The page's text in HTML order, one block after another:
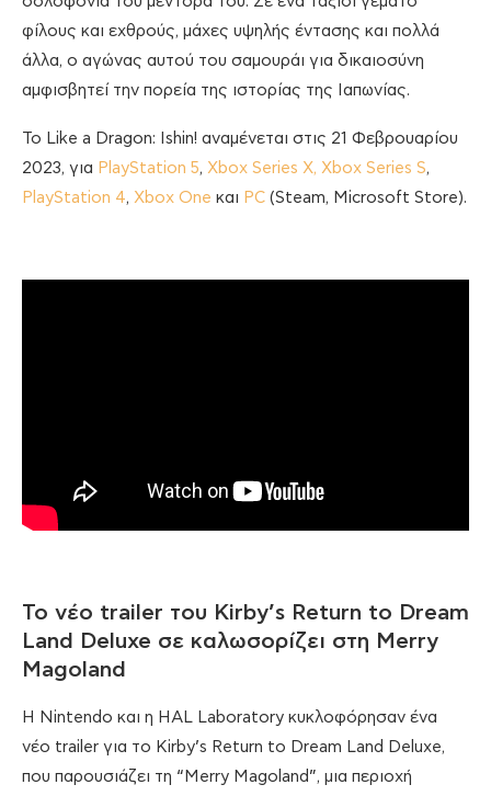
φίλους και εχθρούς, μάχες υψηλής έντασης και πολλά
άλλα, ο αγώνας αυτού του σαμουράι για δικαιοσύνη
αμφισβητεί την πορεία της ιστορίας της Ιαπωνίας.
Το Like a Dragon: Ishin! αναμένεται στις 21 Φεβρουαρίου
2023, για PlayStation 5, Xbox Series X, Xbox Series S,
PlayStation 4, Xbox One και PC (Steam, Microsoft Store).
Το νέο trailer του Kirby’s Return to Dream
Land Deluxe σε καλωσορίζει στη Merry
Magoland
H Nintendo και η HAL Laboratory κυκλοφόρησαν ένα
νέο trailer για το Kirby’s Return to Dream Land Deluxe,
που παρουσιάζει τη “Merry Magoland”, μια περιοχή